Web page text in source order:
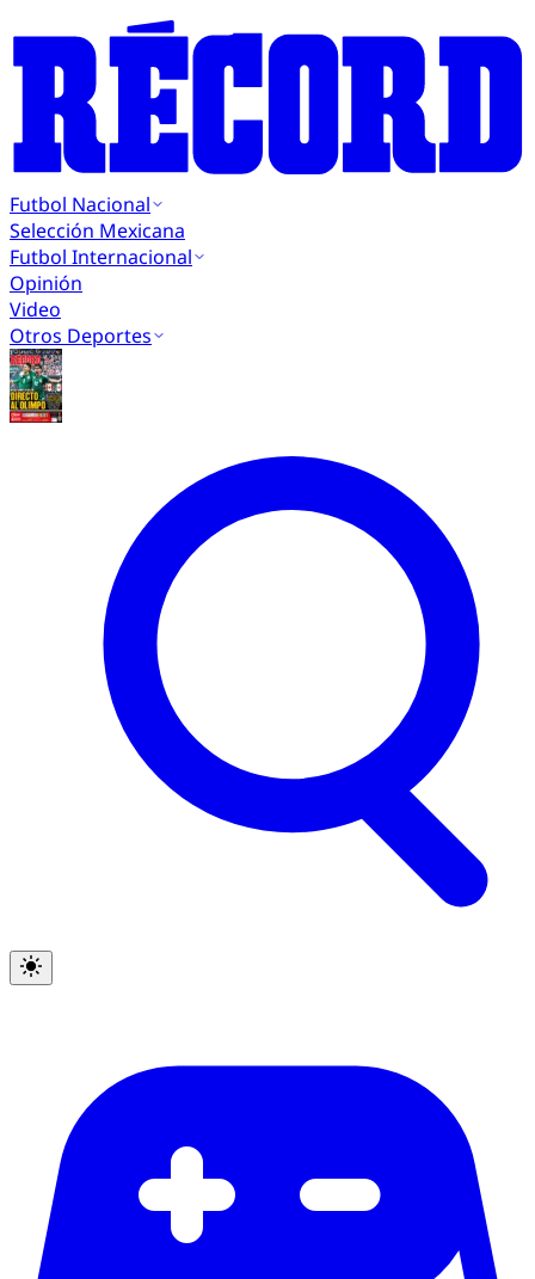
Futbol Nacional
Selección Mexicana
Futbol Internacional
Opinión
Video
Otros Deportes